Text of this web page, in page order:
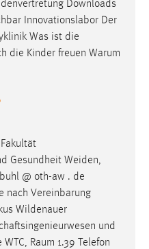
Downloads
Innovationslabor Der
Was ist die
die Kinder freuen Warum
Gesundheit Weiden,
@ oth-aw . de
nach Vereinbarung
Wildenauer
und
Raum 1.39 Telefon